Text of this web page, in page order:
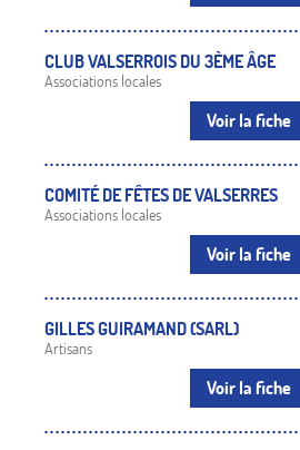
CLUB VALSERROIS DU 3ÈME ÂGE
Associations locales
Voir la fiche
COMITÉ DE FÊTES DE VALSERRES
Associations locales
Voir la fiche
GILLES GUIRAMAND (SARL)
Artisans
Voir la fiche